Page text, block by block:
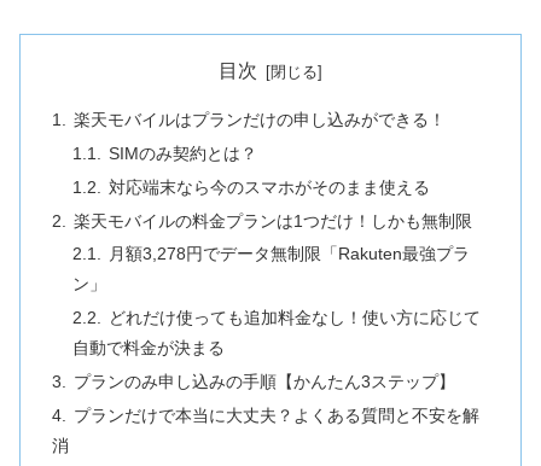
目次
楽天モバイルはプランだけの申し込みができる！
SIMのみ契約とは？
対応端末なら今のスマホがそのまま使える
楽天モバイルの料金プランは1つだけ！しかも無制限
月額3,278円でデータ無制限「Rakuten最強プラ
ン」
どれだけ使っても追加料金なし！使い方に応じて
自動で料金が決まる
プランのみ申し込みの手順【かんたん3ステップ】
プランだけで本当に大丈夫？よくある質問と不安を解
消